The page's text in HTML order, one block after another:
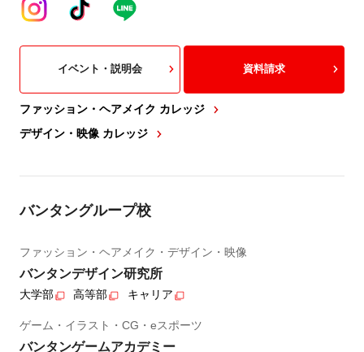
ファッション・ヘアメイク カレッジ
デザイン・映像 カレッジ
イベント・説明会 資料請求
バンタングループ校
ファッション・ヘアメイク・デザイン・映像
バンタンデザイン研究所
大学部 高等部 キャリア
ゲーム・イラスト・CG・eスポーツ
バンタンゲームアカデミー